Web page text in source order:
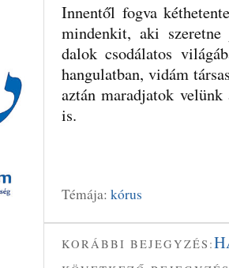
Innentől fogva
mindenkit, aki
dalok csodálatos
hangulatban, vidám
aztán maradjatok velünk
is.
Témája: kórus
KORÁBBI BEJEGYZÉS: